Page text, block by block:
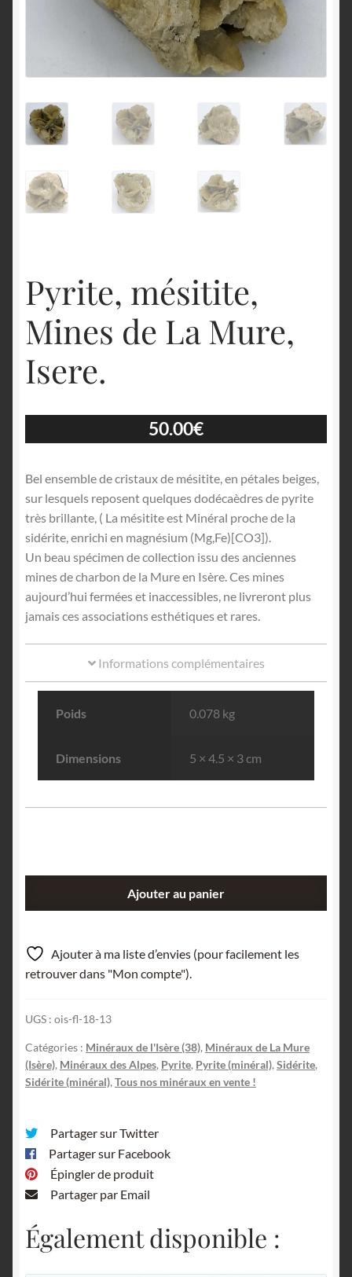
Pyrite, mésitite,
Mines de La Mure,
Isere.
50.00€
Bel ensemble de cristaux de mésitite, en pétales beiges,
sur lesquels reposent quelques dodécaèdres de pyrite
très brillante, ( La mésitite est Minéral proche de la
sidérite, enrichi en magnésium (Mg,Fe)[CO3]).
Un beau spécimen de collection issu des anciennes
mines de charbon de la Mure en Isère. Ces mines
aujourd’hui fermées et inaccessibles, ne livreront plus
jamais ces associations esthétiques et rares.
Informations complémentaires
Poids 0.078 kg
Dimensions 5 × 4.5 × 3 cm
mésitite,
Mines
de
Mure,
Isere.
Ajouter au panier
Ajouter à ma liste d’envies (pour facilement les
retrouver dans "Mon compte").
UGS : ois-fl-18-13
Catégories : Minéraux de l'Isère (38), Minéraux de La Mure
(Isère), Minéraux des Alpes, Pyrite, Pyrite (minéral), Sidérite,
Sidérite (minéral), Tous nos minéraux en vente !
Partager sur Twitter
Partager sur Facebook
Épingler de produit
Partager par Email
Également disponible :